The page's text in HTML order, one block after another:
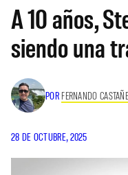
A 10 años,
siendo una
POR FERNANDO
28 DE OCTUBRE, 2025